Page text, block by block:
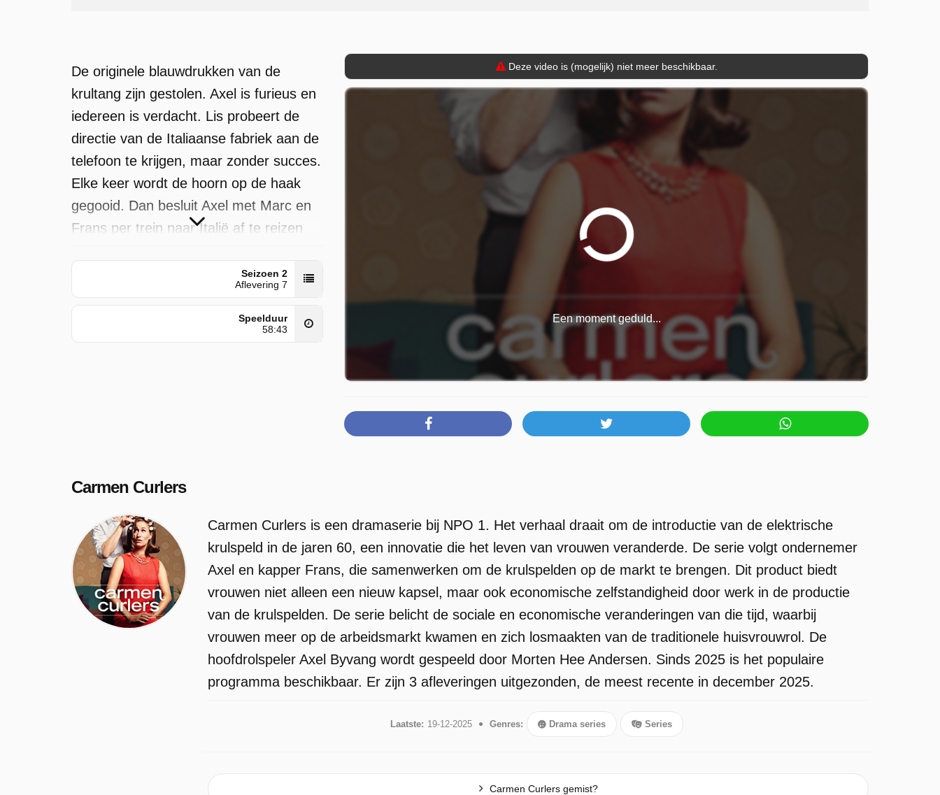
De originele blauwdrukken van de
krultang zijn gestolen. Axel is furieus en
iedereen is verdacht. Lis probeert de
directie van de Italiaanse fabriek aan de
telefoon te krijgen, maar zonder succes.
Elke keer wordt de hoorn op de haak
gegooid. Dan besluit Axel met Marc en
Frans per trein naar Italië af te reizen
Carmen Curlers is door NPO 1
uitgezonden op vrijdag 19 december
Seizoen 2
Aflevering 7
Speelduur
58:43
Deze video is (mogelijk) niet meer beschikbaar.
Een moment geduld...
Carmen Curlers
Carmen Curlers is een dramaserie bij NPO 1. Het verhaal draait om de introductie van de elektrische
krulspeld in de jaren 60, een innovatie die het leven van vrouwen veranderde. De serie volgt ondernemer
Axel en kapper Frans, die samenwerken om de krulspelden op de markt te brengen. Dit product biedt
vrouwen niet alleen een nieuw kapsel, maar ook economische zelfstandigheid door werk in de productie
van de krulspelden. De serie belicht de sociale en economische veranderingen van die tijd, waarbij
vrouwen meer op de arbeidsmarkt kwamen en zich losmaakten van de traditionele huisvrouwrol. De
hoofdrolspeler Axel Byvang wordt gespeeld door Morten Hee Andersen. Sinds 2025 is het populaire
programma beschikbaar. Er zijn 3 afleveringen uitgezonden, de meest recente in december 2025.
Laatste: 19-12-2025 Genres: Drama series Series
Carmen Curlers gemist?